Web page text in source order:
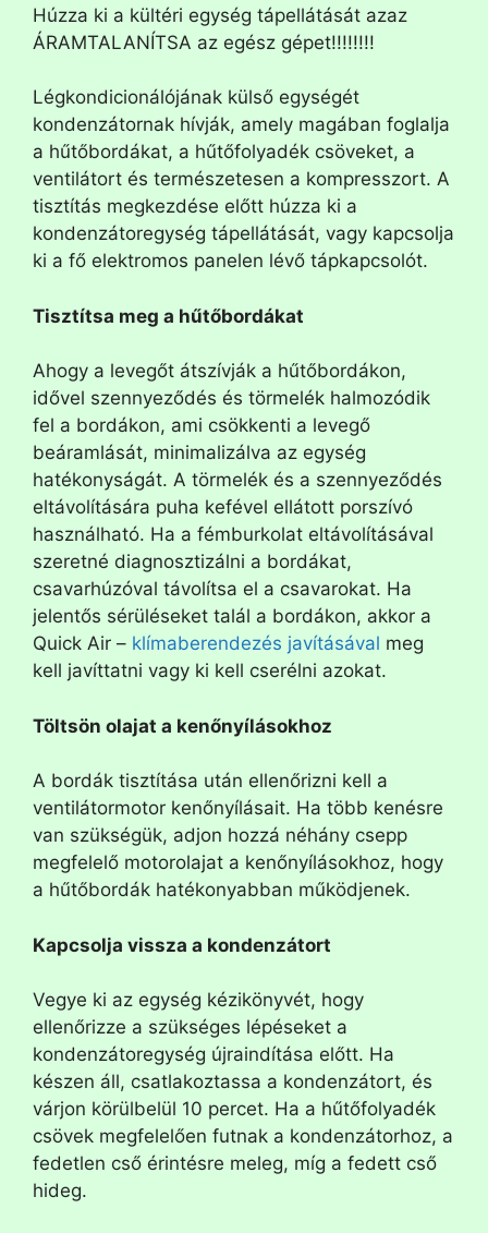
Húzza ki a kültéri egység tápellátását azaz
ÁRAMTALANÍTSA az egész gépet!!!!!!!!
Légkondicionálójának külső egységét
kondenzátornak hívják, amely magában foglalja
a hűtőbordákat, a hűtőfolyadék csöveket, a
ventilátort és természetesen a kompresszort. A
tisztítás megkezdése előtt húzza ki a
kondenzátoregység tápellátását, vagy kapcsolja
ki a fő elektromos panelen lévő tápkapcsolót.
Tisztítsa meg a hűtőbordákat
Ahogy a levegőt átszívják a hűtőbordákon,
idővel szennyeződés és törmelék halmozódik
fel a bordákon, ami csökkenti a levegő
beáramlását, minimalizálva az egység
hatékonyságát. A törmelék és a szennyeződés
eltávolítására puha kefével ellátott porszívó
használható. Ha a fémburkolat eltávolításával
szeretné diagnosztizálni a bordákat,
csavarhúzóval távolítsa el a csavarokat. Ha
jelentős sérüléseket talál a bordákon, akkor a
Quick Air – klímaberendezés javításával meg
kell javíttatni vagy ki kell cserélni azokat.
Töltsön olajat a kenőnyílásokhoz
A bordák tisztítása után ellenőrizni kell a
ventilátormotor kenőnyílásait. Ha több kenésre
van szükségük, adjon hozzá néhány csepp
megfelelő motorolajat a kenőnyílásokhoz, hogy
a hűtőbordák hatékonyabban működjenek.
Kapcsolja vissza a kondenzátort
Vegye ki az egység kézikönyvét, hogy
ellenőrizze a szükséges lépéseket a
kondenzátoregység újraindítása előtt. Ha
készen áll, csatlakoztassa a kondenzátort, és
várjon körülbelül 10 percet. Ha a hűtőfolyadék
csövek megfelelően futnak a kondenzátorhoz, a
fedetlen cső érintésre meleg, míg a fedett cső
hideg.